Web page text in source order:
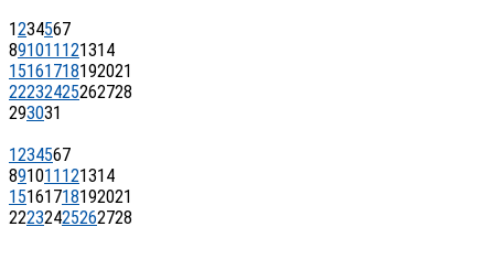
1234567
891011 121314
15161718192021
22232425262728
293031
1234567
891011 121314
15161718192021
22232425262728